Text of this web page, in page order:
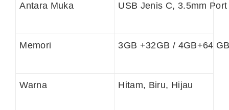
Antara Muka USB Jenis C, 3.5mm
Memori 3GB +32GB / 4GB+64
Warna Hitam, Biru, Hijau